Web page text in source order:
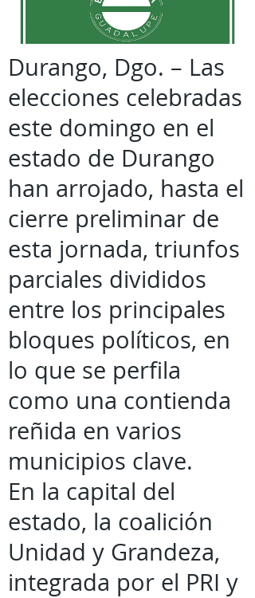
Durango, Dgo. – Las
elecciones celebradas
este domingo en el
estado de Durango
han arrojado, hasta el
cierre preliminar de
esta jornada, triunfos
parciales divididos
entre los principales
bloques políticos, en
lo que se perfila
como una contienda
reñida en varios
municipios clave.
En la capital del
estado, la coalición
Unidad y Grandeza,
integrada por el PRI y